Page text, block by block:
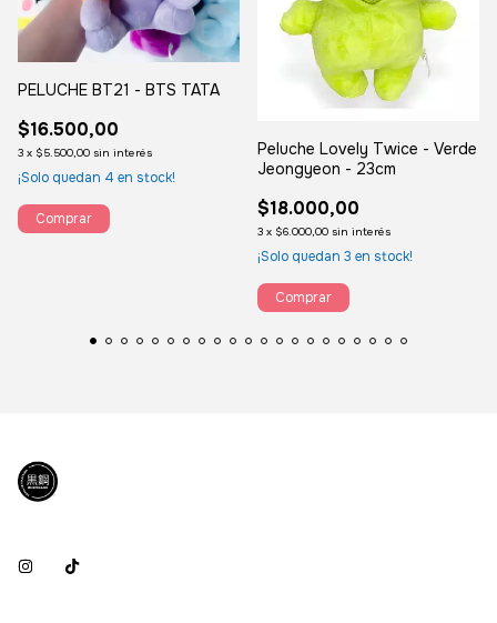
PELUCHE BT21 - BTS TATA
$16.500,00
3 x $5.500,00 sin interés
¡Solo quedan 4 en stock!
Peluche Lovely Twice - Verde
Jeongyeon - 23cm
$18.000,00
3 x $6.000,00 sin interés
¡Solo quedan 3 en stock!